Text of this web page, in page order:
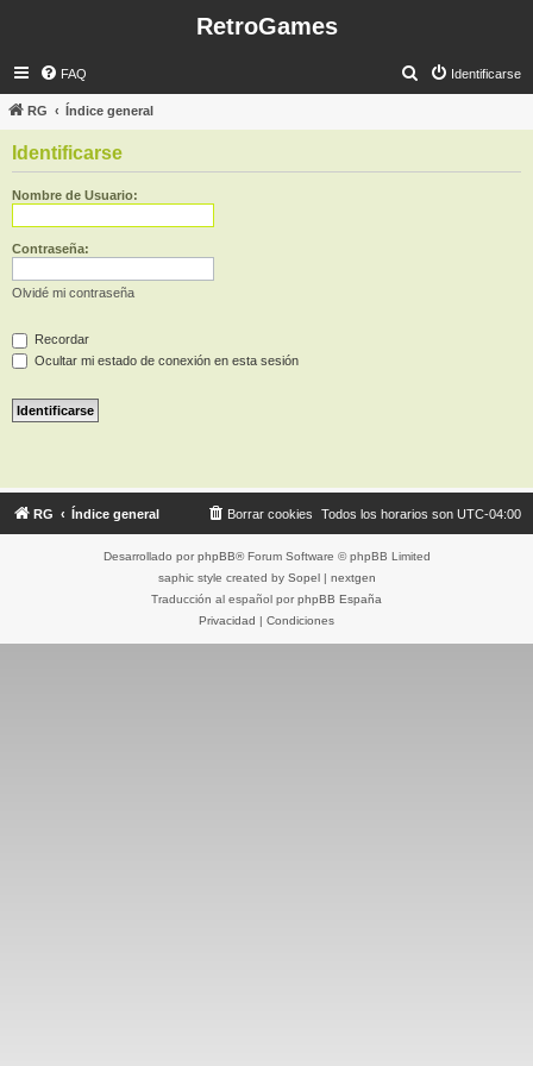
RetroGames
FAQ Identificarse
s
RG Índice general
Identificarse
Nombre de Usuario:
Contraseña:
Olvidé mi contraseña
Recordar
Ocultar mi estado de conexión en esta sesión
RG Índice general Todos los horarios son UTC-04:00
Borrar cookies
Desarrollado por phpBB® Forum Software © phpBB Limited
saphic style created by Sopel| nextgen
Traducción al español por phpBB España
Privacidad | Condiciones